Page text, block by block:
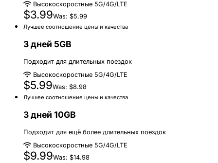
Высокоскоростные 5G/4G/LTE
$3.99Was: $5.99
Лучшее соотношение цены и качества
3 дней 5GB
Подходит для длительных поездок
Высокоскоростные 5G/4G/LTE
$5.99Was: $8.98
Лучшее соотношение цены и качества
3 дней 10GB
Подходит для ещё более длительных поездок
Высокоскоростные 5G/4G/LTE
$9.99Was: $14.98